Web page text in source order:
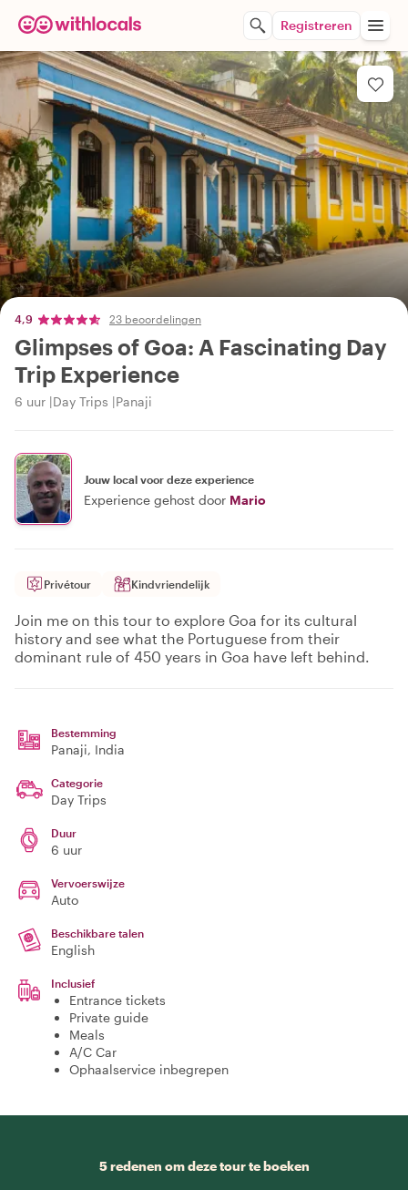
Registreren
4,9 23 beoordelingen
Glimpses of Goa: A Fascinating Day
Trip Experience
6 uur Day Trips Panaji
Jouw local voor deze experience
Experience gehost door Mario
Privétour Kindvriendelijk
Join me on this tour to explore Goa for its cultural
history and see what the Portuguese from their
dominant rule of 450 years in Goa have left behind.
Bestemming
Panaji, India
Categorie
Day Trips
Duur
6 uur
Vervoerswijze
Auto
Beschikbare talen
English
Inclusief
Entrance tickets
Private guide
Meals
A/C Car
Ophaalservice inbegrepen
5 redenen om deze tour te boeken